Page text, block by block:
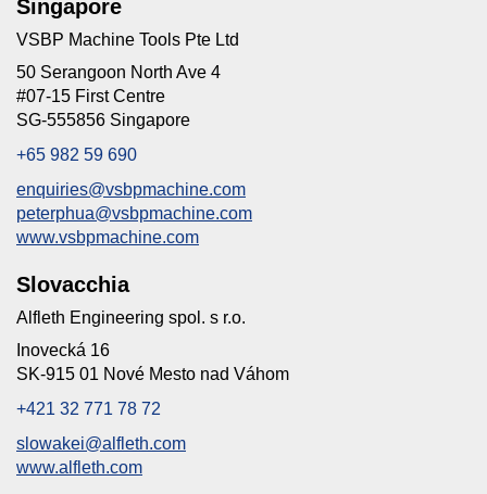
Singapore
VSBP Machine Tools Pte Ltd
50 Serangoon North Ave 4
#07-15 First Centre
SG-555856 Singapore
+65 982 59 690
enquiries@vsbpmachine.com
peterphua@vsbpmachine.com
www.vsbpmachine.com
Slovacchia
Alfleth Engineering spol. s r.o.
Inovecká 16
SK-915 01 Nové Mesto nad Váhom
+421 32 771 78 72
slowakei@alfleth.com
www.alfleth.com